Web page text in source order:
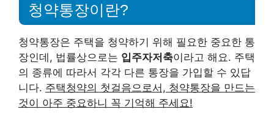
청약통장이란?
청약통장은 주택을 청약하기 위해 필요한 중요한 통
장인데, 법률상으로는 입주자저축이라고 해요. 주택
의 종류에 따라서 각각 다른 통장을 가입할 수 있답
니다. 주택청약의 첫걸음으로서, 청약통장을 만드는
것이 아주 중요하니 꼭 기억해 주세요!